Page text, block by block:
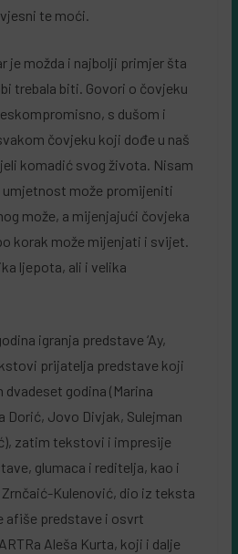
te moći.
je možda i najbolji primjer šta
trebala biti. Govori o čovjeku
s dušom i
čovjeku koji dođe u naš
komadić svog života. Nisam
umjetnost može promijeniti
može, a mijenjajući čovjeka
korak može mijenjati i svijet.
ljepota, ali i velika
igranja predstave ‘Ay,
prijatelja predstave koji
godina (Marina
Dorić, Jovo Divjak, Sulejman
zatim tekstovi i impresije
glumaca i reditelja, kao i
Kulenović, dio iz teksta
afiše predstave i osvrt
Aleša Kurta, koji i dalje